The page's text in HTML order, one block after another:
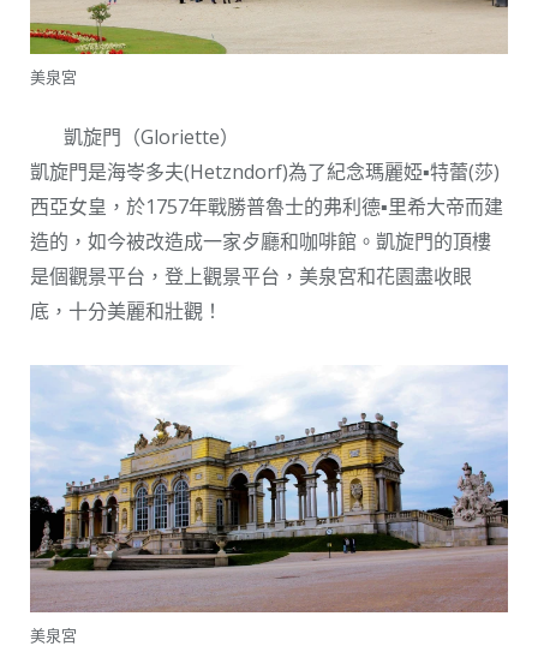
美泉宮
凱旋門（Gloriette）
凱旋門是海岺多夫(Hetzndorf)為了紀念瑪麗婭▪特蕾(莎)
西亞女皇，於1757年戰勝普魯士的弗利德▪里希大帝而建
造的，如今被改造成一家歺廳和咖啡館。凱旋門的頂樓
是個觀景平台，登上觀景平台，美泉宮和花園盡收眼
底，十分美麗和壯觀！
美泉宮